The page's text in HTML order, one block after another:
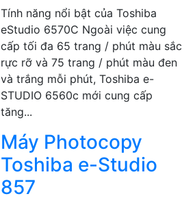
Tính năng nổi bật của Toshiba
eStudio 6570C Ngoài việc cung
cấp tối đa 65 trang / phút màu sắc
rực rỡ và 75 trang / phút màu đen
và trắng mỗi phút, Toshiba e-
STUDIO 6560c mới cung cấp
tăng...
Máy Photocopy
Toshiba e-Studio
857